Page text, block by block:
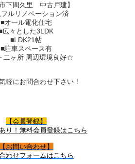
市下間久里 中古戸建】
ルリノベーション済
■オール電化住宅
広々とした3LDK
■LDK21帖
■駐車スペース有
二ヶ所 周辺環境良好☆
軽にお問合わせ下さい！
【会員登録】
り！無料会員登録はこちら
【お問い合わせ】
わせフォームはこちら